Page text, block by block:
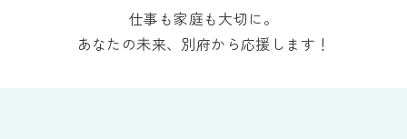
仕事も家庭も大切に。
あなたの未来、別府から応援します！